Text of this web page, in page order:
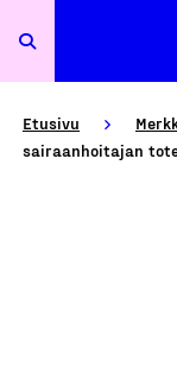
Etusivu
sairaanhoitajan